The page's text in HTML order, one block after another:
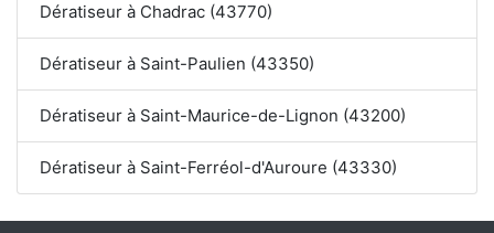
Dératiseur à Chadrac (43770)
Dératiseur à Saint-Paulien (43350)
Dératiseur à Saint-Maurice-de-Lignon (43200)
Dératiseur à Saint-Ferréol-d'Auroure (43330)